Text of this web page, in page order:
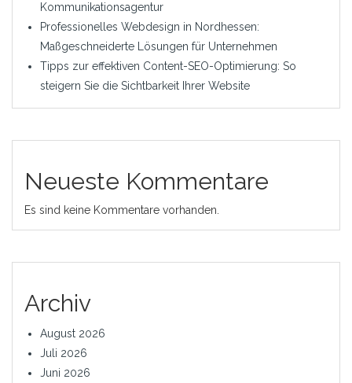
Kommunikationsagentur
Professionelles Webdesign in Nordhessen:
Maßgeschneiderte Lösungen für Unternehmen
Tipps zur effektiven Content-SEO-Optimierung: So
steigern Sie die Sichtbarkeit Ihrer Website
Neueste Kommentare
Es sind keine Kommentare vorhanden.
Archiv
August 2026
Juli 2026
Juni 2026